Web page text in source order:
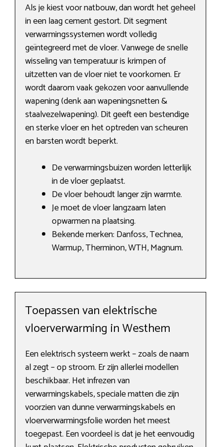
Als je kiest voor natbouw, dan wordt het geheel
in een laag cement gestort. Dit segment
verwarmingssystemen wordt volledig
geïntegreerd met de vloer. Vanwege de snelle
wisseling van temperatuur is krimpen of
uitzetten van de vloer niet te voorkomen. Er
wordt daarom vaak gekozen voor aanvullende
wapening (denk aan wapeningsnetten &
staalvezelwapening). Dit geeft een bestendige
en sterke vloer en het optreden van scheuren
en barsten wordt beperkt.
De verwarmingsbuizen worden letterlijk
in de vloer geplaatst.
De vloer behoudt langer zijn warmte.
Je moet de vloer langzaam laten
opwarmen na plaatsing.
Bekende merken: Danfoss, Technea,
Warmup, Therminon, WTH, Magnum.
Toepassen van elektrische
vloerverwarming in Westhem
Een elektrisch systeem werkt – zoals de naam
al zegt – op stroom. Er zijn allerlei modellen
beschikbaar. Het infrezen van
verwarmingskabels, speciale matten die zijn
voorzien van dunne verwarmingskabels en
vloerverwarmingsfolie worden het meest
toegepast. Een voordeel is dat je het eenvoudig